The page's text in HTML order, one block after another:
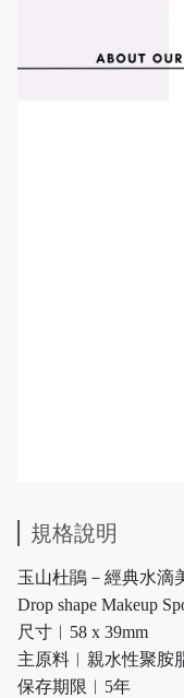
規格說明
玉山杜鵑－經典水滴
Drop shape Makeup
尺寸︱58 x 39mm
主原料︱親水性聚胺
保存期限︱5年